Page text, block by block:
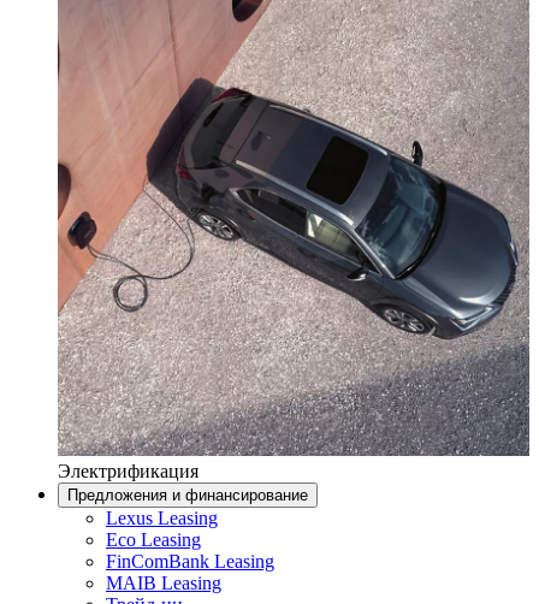
Электрификация
Предложения и финансирование
Lexus Leasing
Eco Leasing
FinComBank Leasing
MAIB Leasing